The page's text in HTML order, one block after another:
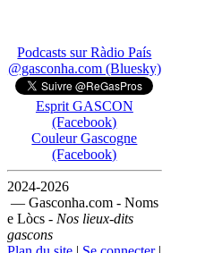
Podcasts sur Ràdio País
@gasconha.com (Bluesky)
Esprit GASCON
(Facebook)
Couleur Gascogne
(Facebook)
2024-2026
— Gasconha.com - Noms
e Lòcs - Nos lieux-dits
gascons